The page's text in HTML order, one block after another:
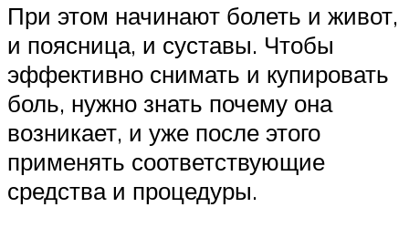
При этом начинают болеть и живот,
и поясница, и суставы. Чтобы
эффективно снимать и купировать
боль, нужно знать почему она
возникает, и уже после этого
применять соответствующие
средства и процедуры.